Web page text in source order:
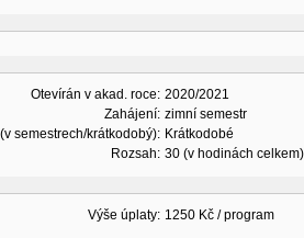
Otevírán v akad. roce: 2020/2021
Zahájení: zimní semestr
semestrech/krátkodobý): Krátkodobé
Rozsah: 30 (v hodinách celkem)
Výše úplaty: 1250 Kč / program